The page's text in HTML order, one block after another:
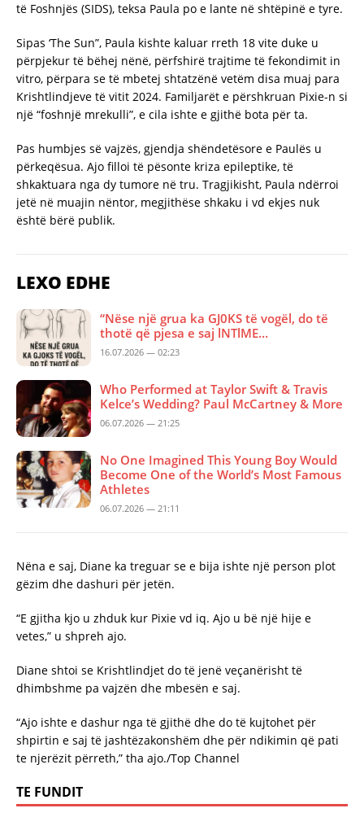
të Foshnjës (SIDS), teksa Paula po e lante në shtëpinë e tyre.
Sipas ‘The Sun”, Paula kishte kaluar rreth 18 vite duke u
përpjekur të bëhej nënë, përfshirë trajtime të fekondimit in
vitro, përpara se të mbetej shtatzënë vetëm disa muaj para
Krishtlindjeve të vitit 2024. Familjarët e përshkruan Pixie-n si
një “foshnjë mrekulli”, e cila ishte e gjithë bota për ta.
Pas humbjes së vajzës, gjendja shëndetësore e Paulës u
përkeqësua. Ajo filloi të pësonte kriza epileptike, të
shkaktuara nga dy tumore në tru. Tragjikisht, Paula ndërroi
jetë në muajin nëntor, megjithëse shkaku i vd ekjes nuk
është bërë publik.
LEXO EDHE
“Nëse një grua ka GJ0KS të vogël, do të
thotë që pjesa e saj lNTlME…
16.07.2026 — 02:23
Who Performed at Taylor Swift & Travis
Kelce’s Wedding? Paul McCartney & More
06.07.2026 — 21:25
No One Imagined This Young Boy Would
Become One of the World’s Most Famous
Athletes
06.07.2026 — 21:11
Nëna e saj, Diane ka treguar se e bija ishte një person plot
gëzim dhe dashuri për jetën.
“E gjitha kjo u zhduk kur Pixie vd iq. Ajo u bë një hije e
vetes,” u shpreh ajo.
Diane shtoi se Krishtlindjet do të jenë veçanërisht të
dhimbshme pa vajzën dhe mbesën e saj.
“Ajo ishte e dashur nga të gjithë dhe do të kujtohet për
shpirtin e saj të jashtëzakonshëm dhe për ndikimin që pati
te njerëzit përreth,” tha ajo./Top Channel
TE FUNDIT